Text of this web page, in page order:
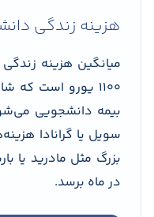
هزینه زندگی
۱۱۰۰ یورو است
بیمه دانشجویی
سویل یا گرانادا
در ماه برسد.